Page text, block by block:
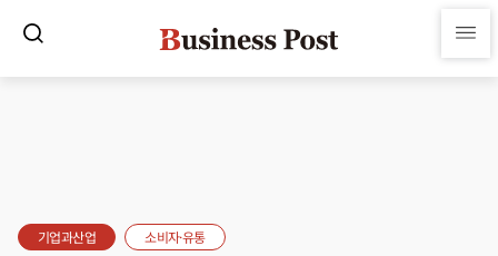
기업과산업 소비자·유통